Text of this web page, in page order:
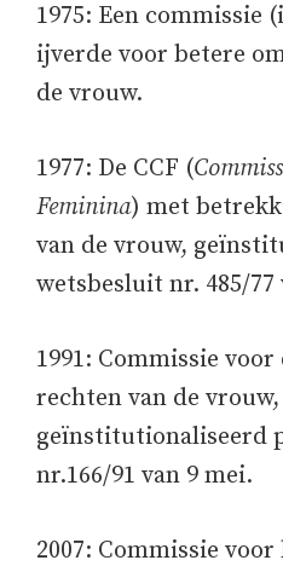
1975: Een
ijverde voor betere
de vrouw.
1977: De CCF (
Feminina) met
van de vrouw,
wetsbesluit nr. 485/77
1991: Commissie
rechten van de vrouw,
geïnstitutionaliseerd
nr.166/91 van 9 mei.
2007: Commissie